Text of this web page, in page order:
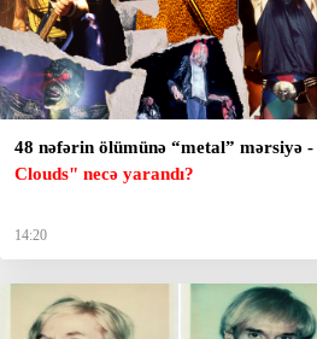
48 nəfərin ölümünə “metal” mərsiyə -
Clouds" necə yarandı?
14:20